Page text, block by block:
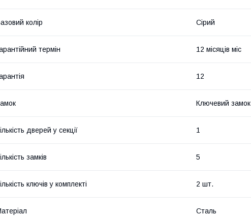
колір Сірий
термін 12 місяців міс
12
Ключевий замок
дверей у секції 1
замків 5
ключів у комплекті 2 шт.
Сталь